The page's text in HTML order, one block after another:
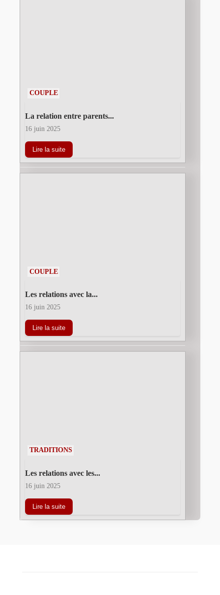
COUPLE
La relation entre parents...
16 juin 2025
Lire la suite
COUPLE
Les relations avec la...
16 juin 2025
Lire la suite
TRADITIONS
Les relations avec les...
16 juin 2025
Lire la suite